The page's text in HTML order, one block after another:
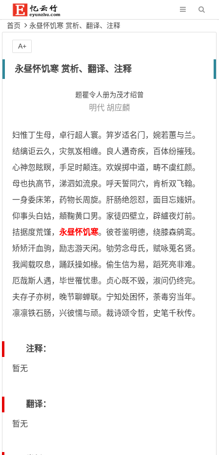
首页 永昼怀饥寒 赏析、翻译、注释
永昼怀饥寒 赏析、翻译、注释
题瞿令人册为茂才绍曾
明代 胡应麟
妇惟丁生母，卓行超人寰。笄岁适名门，婉若蕙与兰。
结缡讵云久，灾氛岌相缠。良人遘奇疾，百体纷摧残。
心神忽眩瞑，手足时颠连。欢娱掷中道，畴不虞红颜。
母也执高节，涕泗如流泉。呼天誓同穴，肯析双飞翰。
一身委床笫，药物长周旋。肝肠绝怨怼，面目忘媸妍。
仰事头白姑，頫鞠黄口男。家徒四壁立，辟纑夜灯前。
拮据度荒馑，永昼怀饥寒。彼苍鉴明德，绕膝森鹓鸾。
矫矫汗血驹，励志游天闲。劬劳念母氏，赋咏蒐名贤。
我闻载叹息，踊跃操如椽。偷生信为易，蹈死亮非难。
厄哉斯人遇，毕世罹忧患。贞心既不毁，淑问仍终完。
夫存子亦树，晚节聊蝉联。宁知处困怀，荼毒穷当年。
凛凛铁石肠，兴彼懦与顽。裁诗颂令哲，史笔千秋传。
注释：
暂无
翻译：
暂无
A+